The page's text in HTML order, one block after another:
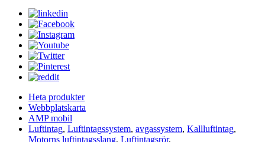
Heta produkter
Webbplatskarta
AMP mobil
Luftintag, Luftintagssystem, avgassystem, Kallluftintag,
Motorns luftintagsslang, Luftintagsrör,